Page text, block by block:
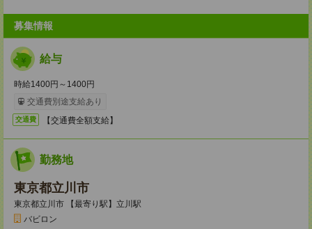
募集情報
給与
時給1400円～1400円
交通費別途支給あり
交通費 【交通費全額支給】
勤務地
東京都立川市
東京都立川市 【最寄り駅】立川駅
バビロン